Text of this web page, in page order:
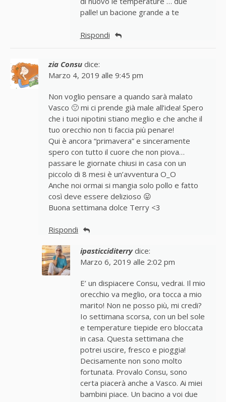
palle! un bacione grande a te
Rispondi
zia Consu dice:
Marzo 4, 2019 alle 9:45 pm
Non voglio pensare a quando sarà malato
Vasco 🙁 mi ci prende già male all’idea! Spero
che i tuoi nipotini stiano meglio e che anche il
tuo orecchio non ti faccia più penare!
Qui è ancora “primavera” e sinceramente
spero con tutto il cuore che non piova…
passare le giornate chiusi in casa con un
piccolo di 8 mesi è un’avventura O_O
Anche noi ormai si mangia solo pollo e fatto
così deve essere delizioso 😛
Buona settimana dolce Terry <3
Rispondi
ipasticciditerry dice:
Marzo 6, 2019 alle 2:02 pm
E’ un dispiacere Consu, vedrai. Il mio
orecchio va meglio, ora tocca a mio
marito! Non ne posso più, mi credi?
Io settimana scorsa, con un bel sole
e temperature tiepide ero bloccata
in casa. Questa settimana che
potrei uscire, fresco e pioggia!
Decisamente non sono molto
fortunata. Provalo Consu, sono
certa piacerà anche a Vasco. Ai miei
bambini piace. Un bacino a voi due